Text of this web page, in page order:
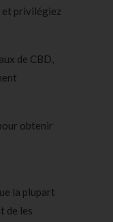
et privilégiez
de CBD,
obtenir
la plupart
de les